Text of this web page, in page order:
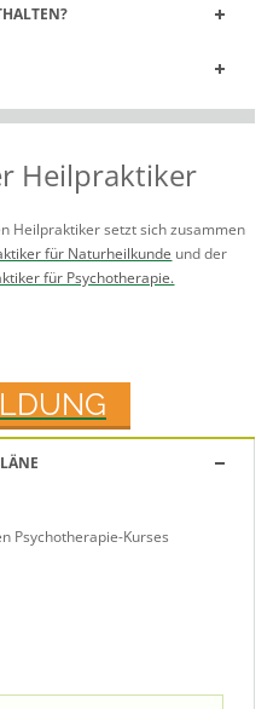
Heilpraktiker
Heilpraktiker setzt sich zusammen
für Naturheilkunde und der
für Psychotherapie.
Psychotherapie-Kurses